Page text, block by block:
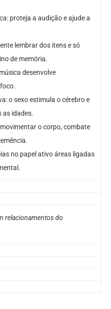
proteja a audição e ajude a
lembrar dos itens e só
de memória.
desenvolve
o sexo estimula o cérebro e
as idades.
o corpo, combate
no papel ativo áreas ligadas
relacionamentos do